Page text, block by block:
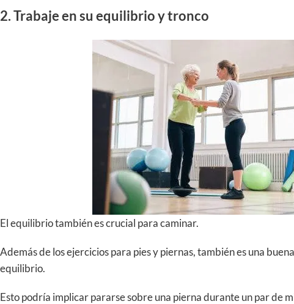
2. Trabaje en su equilibrio y tronco
El equilibrio también es crucial para caminar.
Además de los ejercicios para pies y piernas, también es una
equilibrio.
Esto podría implicar pararse sobre una pierna durante un par de